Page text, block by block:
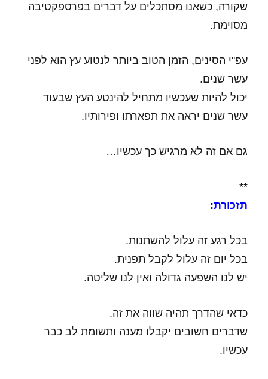
שקורה,כשאנו מסתכלים על דברים בפרספקטיבה
מסוימת.
עפ"י הסינים, הזמן הטוב ביותר לנטוע עץ הוא לפני
עשר שנים.
יכול להיות שעכשיו מתחיל להינטע העץ שבעוד
עשר שנים יראה את תפארתו ופירותיו.
גם אם זה לא מרגיש כך עכשיו…
**
תזכורת:
בכל רגע זה עלול להשתנות.
בכל יום זה עלול לקבל תפנית.
יש לנו השפעה גדולה ואין לנו שליטה.
כדאי שהדרך תהיה שווה את זה.
שדברים חשובים יקבלו מענה ותשומת לב כבר
עכשיו.